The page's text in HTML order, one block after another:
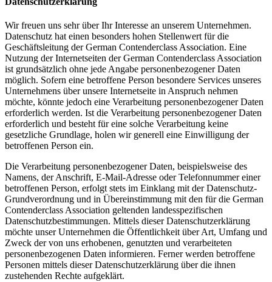
Wir freuen uns sehr über Ihr Interesse an unserem Unternehmen.
Datenschutz hat einen besonders hohen Stellenwert für die
Geschäftsleitung der German Contenderclass Association. Eine
Nutzung der Internetseiten der German Contenderclass Association
ist grundsätzlich ohne jede Angabe personenbezogener Daten
möglich. Sofern eine betroffene Person besondere Services unseres
Unternehmens über unsere Internetseite in Anspruch nehmen
möchte, könnte jedoch eine Verarbeitung personenbezogener Daten
erforderlich werden. Ist die Verarbeitung personenbezogener Daten
erforderlich und besteht für eine solche Verarbeitung keine
gesetzliche Grundlage, holen wir generell eine Einwilligung der
betroffenen Person ein.
Die Verarbeitung personenbezogener Daten, beispielsweise des
Namens, der Anschrift, E-Mail-Adresse oder Telefonnummer einer
betroffenen Person, erfolgt stets im Einklang mit der Datenschutz-
Grundverordnung und in Übereinstimmung mit den für die German
Contenderclass Association geltenden landesspezifischen
Datenschutzbestimmungen. Mittels dieser Datenschutzerklärung
möchte unser Unternehmen die Öffentlichkeit über Art, Umfang und
Zweck der von uns erhobenen, genutzten und verarbeiteten
personenbezogenen Daten informieren. Ferner werden betroffene
Personen mittels dieser Datenschutzerklärung über die ihnen
zustehenden Rechte aufgeklärt.